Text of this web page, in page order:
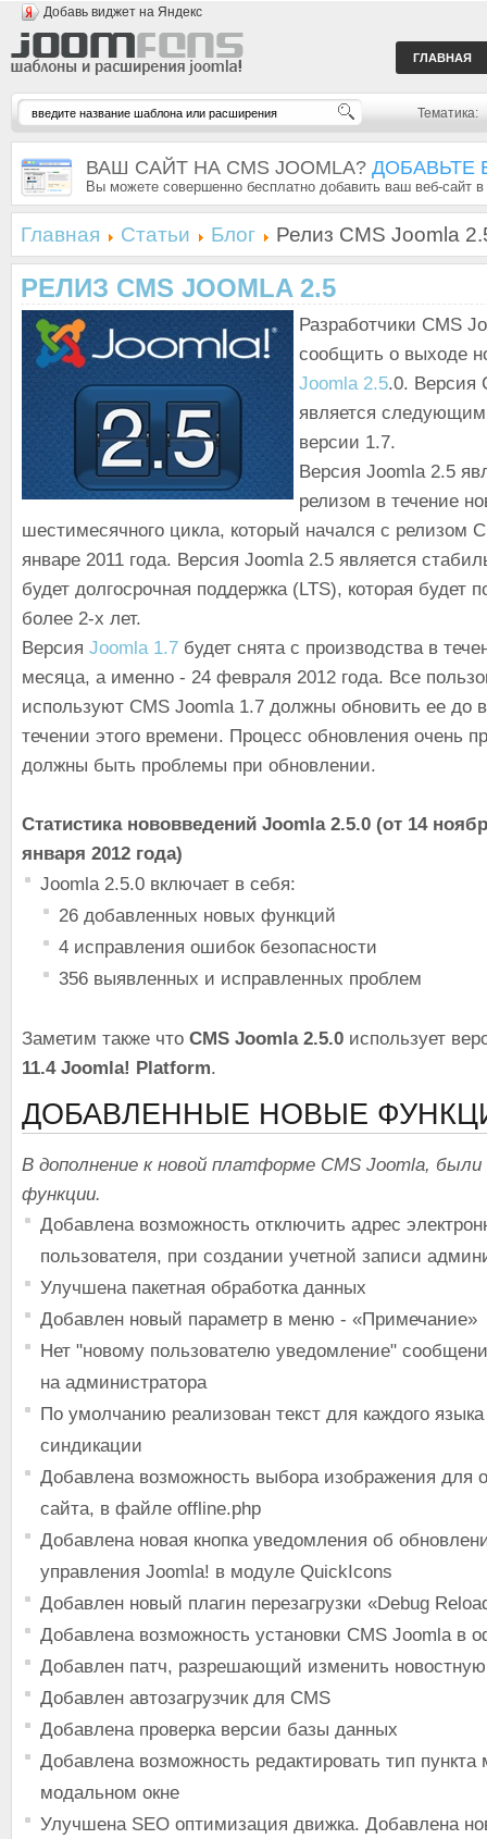
Добавь виджет на Яндекс
ГЛАВНАЯ
Тематика:
ВАШ САЙТ НА CMS JOOMLA? ДОБАВЬТЕ
Вы можете совершенно бесплатно добавить ваш веб-сайт
Главная Статьи Блог Релиз CMS Joomla
РЕЛИЗ CMS JOOMLA 2.5
Разработчики CMS
сообщить о выходе
Joomla 2.5.0. Версия
является
версии 1.7.
Версия Joomla 2.5
релизом в течение
шестимесячного цикла, который начался с релизом
январе 2011 года. Версия Joomla 2.5 является
будет долгосрочная поддержка (LTS), которая будет
более 2-х лет.
Версия Joomla 1.7 будет снята с производства в
месяца, а именно - 24 февраля 2012 года. Все
используют CMS Joomla 1.7 должны обновить ее до
течении этого времени. Процесс обновления очень
должны быть проблемы при обновлении.
Статистика нововведений Joomla 2.5.0 (от 14
января 2012 года)
Joomla 2.5.0 включает в себя:
26 добавленных новых функций
4 исправления ошибок безопасности
356 выявленных и исправленных проблем
Заметим также что CMS Joomla 2.5.0 использует
11.4 Joomla! Platform.
ДОБАВЛЕННЫЕ НОВЫЕ
В дополнение к новой платформе CMS Joomla,
функции.
Добавлена возможность отключить адрес
пользователя, при создании учетной записи
Улучшена пакетная обработка данных
Добавлен новый параметр в меню - «Примечание»
Нет "новому пользователю уведомление"
на администратора
По умолчанию реализован текст для каждого
синдикации
Добавлена возможность выбора изображения для
сайта, в файле offline.php
Добавлена новая кнопка уведомления об
управления Joomla! в модуле QuickIcons
Добавлен новый плагин перезагрузки «Debug
Добавлена возможность установки CMS Joomla в
Добавлен патч, разрешающий изменить
Добавлен автозагрузчик для CMS
Добавлена проверка версии базы данных
Добавлена возможность редактировать тип
модальном окне
Улучшена SEO оптимизация движка. Добавлена